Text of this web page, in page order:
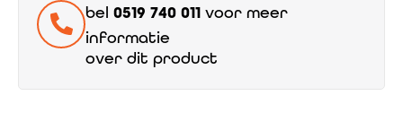
bel 0519 740 011 voor meer
informatie
over dit product